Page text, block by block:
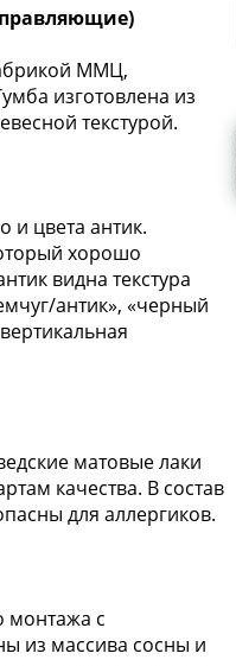
ММЦ,
изготовлена из
текстурой.
и цвета антик.
хорошо
видна текстура
антик», «черный
матовые лаки
качества. В состав
для аллергиков.
монтажа с
из массива сосны и